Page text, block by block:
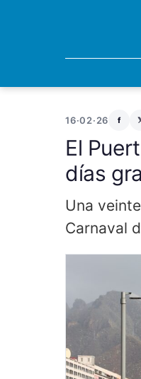
16·02·26 f
El
días
Una
Carnaval